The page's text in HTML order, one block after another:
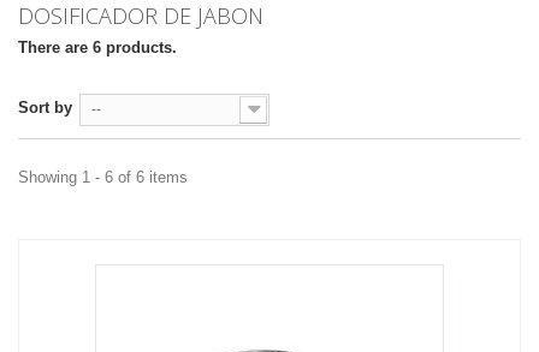
DOSIFICADOR DE JABON
There are 6 products.
Sort by --
Showing 1 - 6 of 6 items